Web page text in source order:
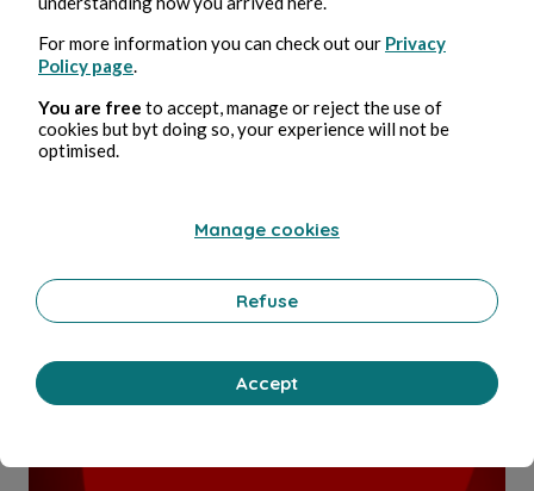
Zoyla Queno Calla
For more information you can check out our Privacy
Policy page
You are free to accept, manage or reject the use of
cookies but byt doing so, your experience will not be
optimised.
Manage cookies
Refuse
Accept